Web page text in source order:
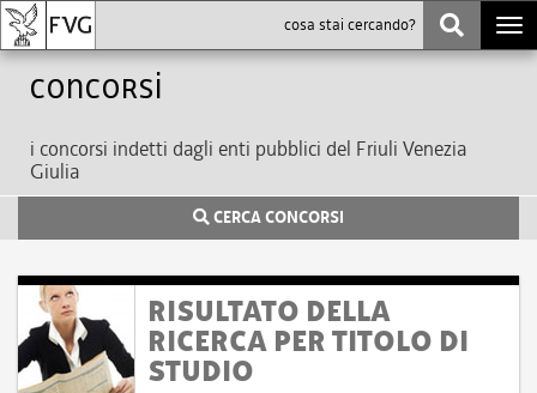
Concorsi
i concorsi indetti dagli enti pubblici del Friuli Venezia
Giulia
CERCA CONCORSI
RISULTATO DELLA
RICERCA PER TITOLO DI
STUDIO